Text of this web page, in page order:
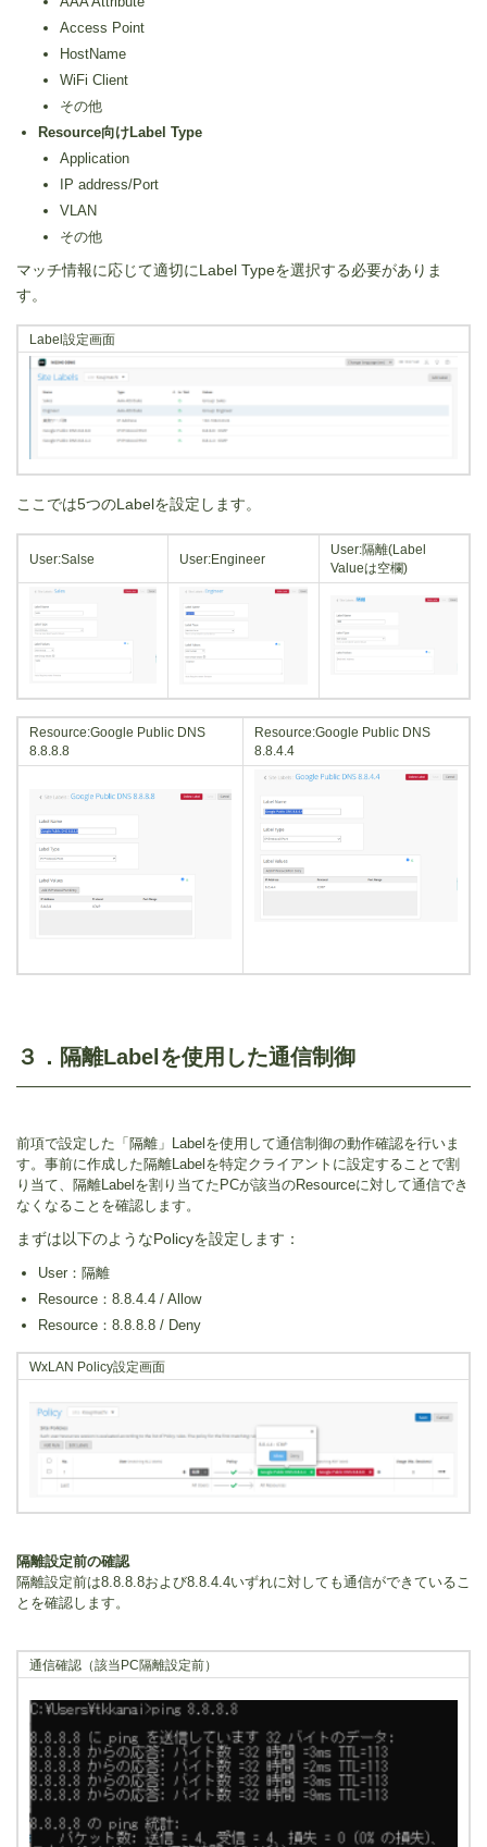
Access Point
HostName
WiFi Client
その他
Resource向けLabel Type
Application
IP address/Port
VLAN
その他
マッチ情報に応じて適切にLabel Typeを選択する必要がありま
す。
Label設定画面
ここでは5つのLabelを設定します。
User:Salse User:Engineer
User:隔離(Label
Valueは空欄)
Resource:Google Public DNS
8.8.8.8
Resource:Google Public DNS
8.8.4.4
３．隔離Labelを使用した通信制御
前項で設定した「隔離」Labelを使用して通信制御の動作確認を行いま
す。事前に作成した隔離Labelを特定クライアントに設定することで割
り当て、隔離Labelを割り当てたPCが該当のResourceに対して通信でき
なくなることを確認します。
まずは以下のようなPolicyを設定します：
User：隔離
Resource：8.8.4.4 / Allow
Resource：8.8.8.8 / Deny
WxLAN Policy設定画面
隔離設定前の確認
隔離設定前は8.8.8.8および8.8.4.4いずれに対しても通信ができているこ
とを確認します。
通信確認（該当PC隔離設定前）